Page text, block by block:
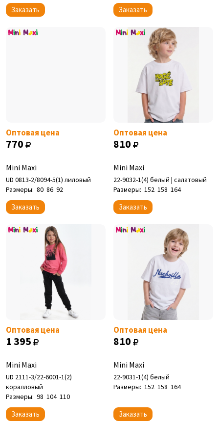
Заказать Заказать
Оптовая цена
770
Mini Maxi
UD 0813-2/8094-5(1) лиловый
Размеры: 80 86 92
Заказать
Оптовая цена
810
Mini Maxi
22-9032-1(4) белый | салатовый
Размеры: 152 158 164
Заказать
Оптовая цена
1 395
Mini Maxi
UD 2111-3/22-6001-1(2)
коралловый
Размеры: 98 104 110
Заказать
Оптовая цена
810
Mini Maxi
22-9031-1(4) белый
Размеры: 152 158 164
Заказать